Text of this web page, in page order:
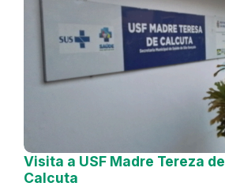
Visita a USF Madre Tereza de
Calcuta